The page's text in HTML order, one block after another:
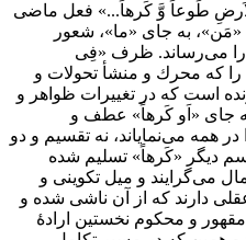
طَوعاً وَّ كَرهاً...» فعل ماضى
«مَن»، به جاى «ما»، شعور
را مى‌رساند. ظرف «فِى
را كه محرك و منشأ تحولات و
است كه در تغييرات ظواهر و
جاى «اَو كَرهاً» عطف و
همه مى‌نماياند، نه تقسيم و دو
ديگر «كَرهاً» تسليم شده
مى‌گرايند و ميل تكوينى و
دارند كه از آن ناشى شده و
و محكوم نخستين ارادۀ